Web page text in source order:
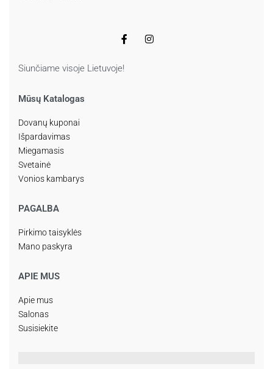
Siunčiame visoje Lietuvoje!
Mūsų Katalogas
Dovanų kuponai
Išpardavimas
Miegamasis
Svetainė
Vonios kambarys
PAGALBA
Pirkimo taisyklės
Mano paskyra
APIE MUS
Apie mus
Salonas
Susisiekite